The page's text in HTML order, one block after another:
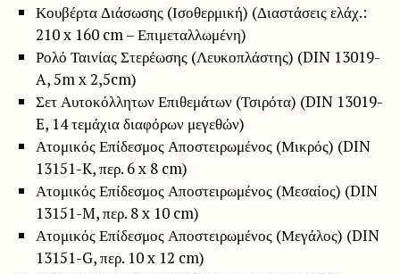
Κουβέρτα Διάσωσης (Ισοθερμική) (Διαστάσεις ελάχ.:
210 x 160 cm – Επιμεταλλωμένη)
Ρολό Ταινίας Στερέωσης (Λευκοπλάστης) (DIN 13019-
A, 5m x 2,5cm)
Σετ Αυτοκόλλητων Επιθεμάτων (Τσιρότα) (DIN 13019-
E, 14 τεμάχια διαφόρων μεγεθών)
Ατομικός Επίδεσμος Αποστειρωμένος (Μικρός) (DIN
13151-K, περ. 6 x 8 cm)
Ατομικός Επίδεσμος Αποστειρωμένος (Μεσαίος) (DIN
13151-M, περ. 8 x 10 cm)
Ατομικός Επίδεσμος Αποστειρωμένος (Μεγάλος) (DIN
13151-G, περ. 10 x 12 cm)